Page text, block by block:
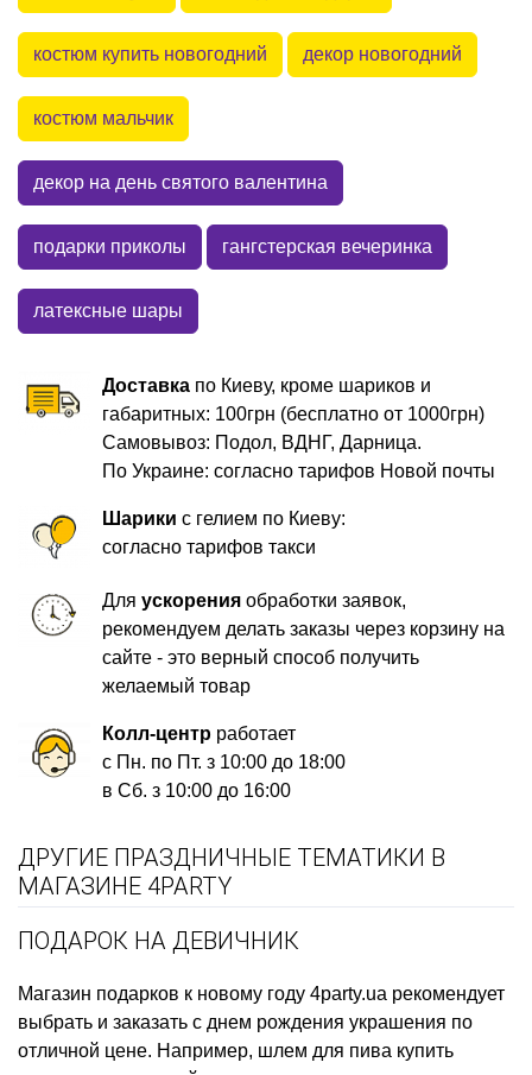
костюм купить новогодний декор новогодний
костюм мальчик
декор на день святого валентина
подарки приколы гангстерская вечеринка
латексные шары
Доставка по Киеву, кроме шариков и
габаритных: 100грн (бесплатно от 1000грн)
Самовывоз: Подол, ВДНГ, Дарница.
По Украине: согласно тарифов Новой почты
Шарики с гелием по Киеву:
согласно тарифов такси
Дляускорения обработки заявок,
рекомендуем делать заказы через корзину на
сайте - это верный способ получить
желаемый товар
Колл-центр работает
с Пн. по Пт. з 10:00 до 18:00
в Сб. з 10:00 до 16:00
ДРУГИЕ ПРАЗДНИЧНЫЕ ТЕМАТИКИ В
МАГАЗИНЕ 4PARTY
ПОДАРОК НА ДЕВИЧНИК
Магазин подарков к новому году 4party.ua рекомендует
выбрать и заказать с днем рождения украшения по
отличной цене. Например, шлем для пива купить